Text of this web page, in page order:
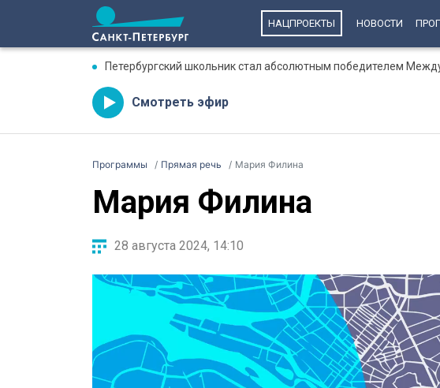
НАЦПРОЕКТЫ НОВОСТИ
Петербургский школьник стал абсолютным победителем
Смотреть эфир
Программы Прямая речь Мария Филина
Мария Филина
28 августа 2024, 14:10